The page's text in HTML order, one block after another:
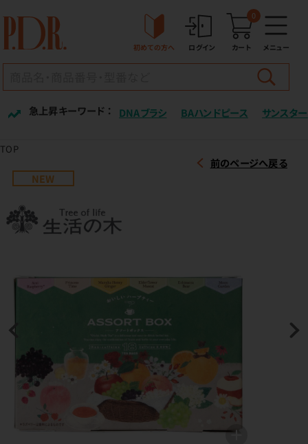
初めての方へ ログイン カート
0
メニュー
急上昇キーワード ： DNAブラシ BAハンドピース サンスター
TOP
前のページへ戻る
NEW